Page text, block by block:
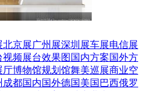
北京展广州展深圳展车展电信展
视频展台效果图 国内方案国外方
厅博物馆规划馆舞美巡展商业空
成都国内国外德国美国 巴西俄罗